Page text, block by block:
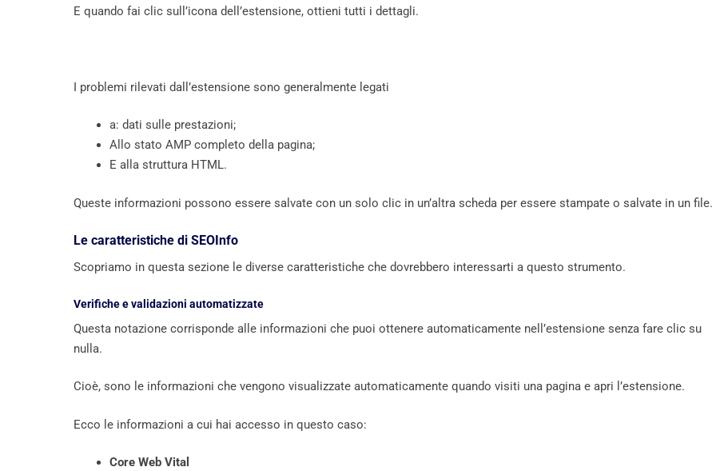
E quando fai clic sull’icona dell’estensione, ottieni tutti i dettagli.
I problemi rilevati dall’estensione sono generalmente legati
a: dati sulle prestazioni;
Allo stato AMP completo della pagina;
E alla struttura HTML.
Queste informazioni possono essere salvate con un solo clic in un’altra scheda per essere stampate o salvate in un file.
Le caratteristiche di SEOInfo
Scopriamo in questa sezione le diverse caratteristiche che dovrebbero interessarti a questo strumento.
Verifiche e validazioni automatizzate
Questa notazione corrisponde alle informazioni che puoi ottenere automaticamente nell’estensione senza fare clic su
nulla.
Cioè, sono le informazioni che vengono visualizzate automaticamente quando visiti una pagina e apri l’estensione.
Ecco le informazioni a cui hai accesso in questo caso:
Core Web Vital